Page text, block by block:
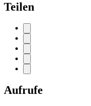
Teilen
Aufrufe